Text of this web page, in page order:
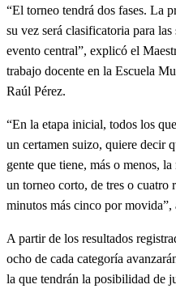
“El torneo tendrá dos fases. La
su vez será clasificatoria para
evento central”, explicó el
trabajo docente en la Escuela
Raúl Pérez.
“En la etapa inicial, todos los
un certamen suizo, quiere decir
gente que tiene, más o menos,
un torneo corto, de tres o cuatro
minutos más cinco por movida”,
A partir de los resultados
ocho de cada categoría
la que tendrán la posibilidad de